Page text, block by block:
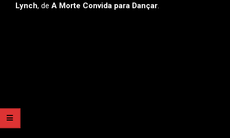
Lynch, de A Morte Convida para Dançar.